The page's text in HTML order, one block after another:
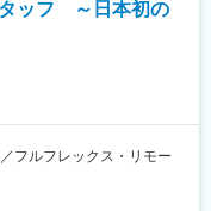
しいモダリティですが、
、再生医療やゲノム編集
、ワクチンを狙った研究
合言葉に、最大で年間約
チンの原薬を製造できる
工予定であり、mRNA医
タッフ ～日本初の
フルフレックス・リモー